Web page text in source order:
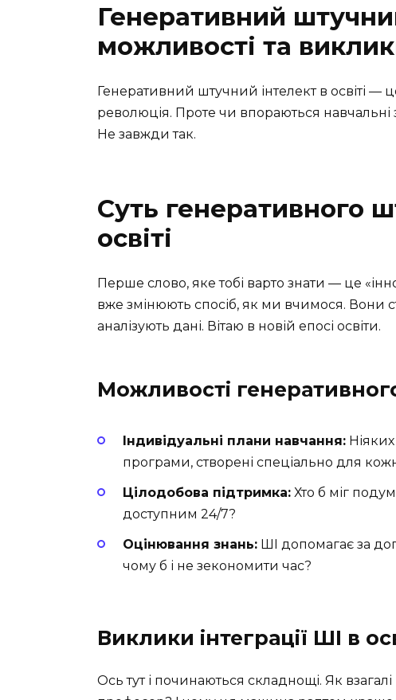
Генеративний
можливості та
Генеративний штучний інтелект в освіті —
революція. Проте чи впораються навчальні
Не завжди так.
Суть генеративного
освіті
Перше слово, яке тобі варто знати — це
вже змінюють спосіб, як ми вчимося. Вони
аналізують дані. Вітаю в новій епосі освіти.
Можливості
Індивідуальні плани навчання:
програми, створені спеціально для
Цілодобова підтримка: Хто б міг
доступним 24/7?
Оцінювання знань: ШІ допомагає за
чому б і не зекономити час?
Виклики інтеграції ШІ в
Ось тут і починаються складнощі. Як